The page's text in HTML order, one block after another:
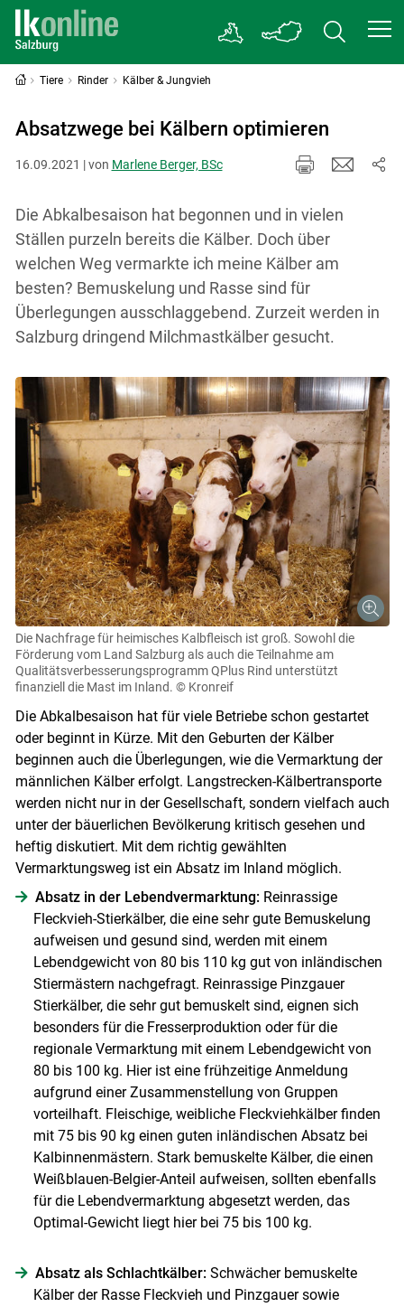
Tiere Rinder Kälber & Jungvieh
Absatzwege bei Kälbern optimieren
16.09.2021 | von Marlene Berger, BSc
Die Abkalbesaison hat begonnen und in vielen
Ställen purzeln bereits die Kälber. Doch über
welchen Weg vermarkte ich meine Kälber am
besten? Bemuskelung und Rasse sind für
Überlegungen ausschlaggebend. Zurzeit werden in
Salzburg dringend Milchmastkälber gesucht.
Die Nachfrage für heimisches Kalbfleisch ist groß. Sowohl die
Förderung vom Land Salzburg als auch die Teilnahme am
Qualitätsverbesserungsprogramm QPlus Rind unterstützt
finanziell die Mast im Inland. © Kronreif
Die Abkalbesaison hat für viele Betriebe schon gestartet
oder beginnt in Kürze. Mit den Geburten der Kälber
beginnen auch die Überlegungen, wie die Vermarktung der
männlichen Kälber erfolgt. Langstrecken-Kälbertransporte
werden nicht nur in der Gesellschaft, sondern vielfach auch
unter der bäuerlichen Bevölkerung kritisch gesehen und
heftig diskutiert. Mit dem richtig gewählten
Vermarktungsweg ist ein Absatz im Inland möglich.
Absatz in der Lebendvermarktung:Reinrassige
Fleckvieh-Stierkälber, die eine sehr gute Bemuskelung
aufweisen und gesund sind, werden mit einem
Lebendgewicht von 80 bis 110 kg gut von inländischen
Stiermästern nachgefragt. Reinrassige Pinzgauer
Stierkälber, die sehr gut bemuskelt sind, eignen sich
besonders für die Fresserproduktion oder für die
regionale Vermarktung mit einem Lebendgewicht von
80 bis 100 kg. Hier ist eine frühzeitige Anmeldung
aufgrund einer Zusammenstellung von Gruppen
vorteilhaft. Fleischige, weibliche Fleckviehkälber finden
mit 75 bis 90 kg einen guten inländischen Absatz bei
Kalbinnenmästern. Stark bemuskelte Kälber, die einen
Weißblauen-Belgier-Anteil aufweisen, sollten ebenfalls
für die Lebendvermarktung abgesetzt werden, das
Optimal-Gewicht liegt hier bei 75 bis 100 kg.
Absatz als Schlachtkälber:Schwächer bemuskelte
Kälber der Rasse Fleckvieh und Pinzgauer sowie